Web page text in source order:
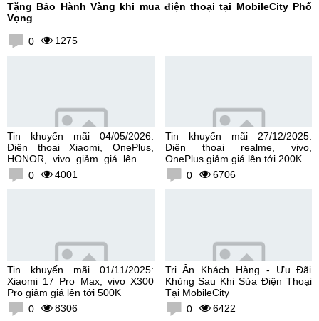
Tặng Bảo Hành Vàng khi mua điện thoại tại MobileCity Phố
Vọng
0 1275
Tin khuyến mãi 04/05/2026:
Điện thoại Xiaomi, OnePlus,
HONOR, vivo giảm giá lên tới
300K0 4001
Tin khuyến mãi 27/12/2025:
Điện thoại realme, vivo,
OnePlus giảm giá lên tới 200K
0
6706
Tin khuyến mãi 01/11/2025:
Xiaomi 17 Pro Max, vivo X300
Pro giảm giá lên tới 500K
0
8306
Tri Ân Khách Hàng - Ưu Đãi
Khủng Sau Khi Sửa Điện Thoại
Tại MobileCity
0
6422